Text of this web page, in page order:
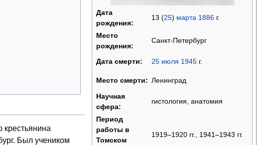
Дата
рождения:
13 (25) марта 1886 г.
Место
рождения:
Санкт-Петербург
Дата смерти: 25 июля 1945 г.
Место смерти: Ленинград
Научная
сфера:
гистология, анатомия
Период
работы в
Томском
1919–1920 гг., 1941–1943 гг.
Был учеником